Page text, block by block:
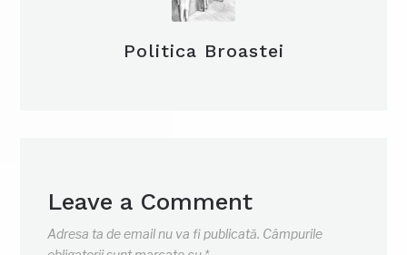
Politica Broastei
Leave a Comment
Adresa ta de email nu va fi publicată. Câmpurile